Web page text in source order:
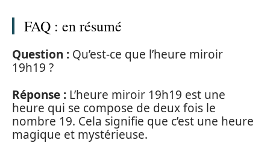
FAQ : en résumé
Question : Qu’est-ce que l’heure miroir
19h19 ?
Réponse : L’heure miroir 19h19 est une
heure qui se compose de deux fois le
nombre 19. Cela signifie que c’est une heure
magique et mystérieuse.